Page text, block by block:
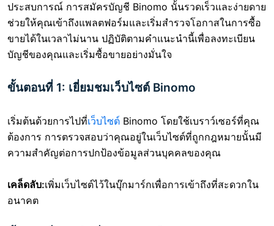
ประสบการณ์ การสมัครบัญชี Binomo นั้นรวดเร็วและง่ายดาย
ช่วยให้คุณเข้าถึงแพลตฟอร์มและเริ่มสำรวจโอกาสในการซื้อ
ขายได้ในเวลาไม่นาน ปฏิบัติตามคำแนะนำนี้เพื่อลงทะเบียน
บัญชีของคุณและเริ่มซื้อขายอย่างมั่นใจ
ขั้นตอนที่ 1: เยี่ยมชมเว็บไซต์ Binomo
เริ่มต้นด้วยการไปที่เว็บไซต์ Binomo โดยใช้เบราว์เซอร์ที่คุณ
ต้องการ การตรวจสอบว่าคุณอยู่ในเว็บไซต์ที่ถูกกฎหมายนั้นมี
ความสำคัญต่อการปกป้องข้อมูลส่วนบุคคลของคุณ
เคล็ดลับ:เพิ่มเว็บไซต์ไว้ในบุ๊กมาร์กเพื่อการเข้าถึงที่สะดวกใน
อนาคต